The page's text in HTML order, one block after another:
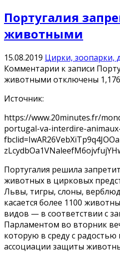
Португалия
животными
15.08.2019 Цирки, зоопарки,
Комментарии к записи
животными отключены 1,176
Источник:
https://www.20minutes.fr/
portugal-va-interdire-
Португалия решила
животных в цирковых
Львы, тигры, слоны,
касается более 1100
видов — в соответствии с
Парламентом во вторник
которую в среду с радостью
ассоциации защиты